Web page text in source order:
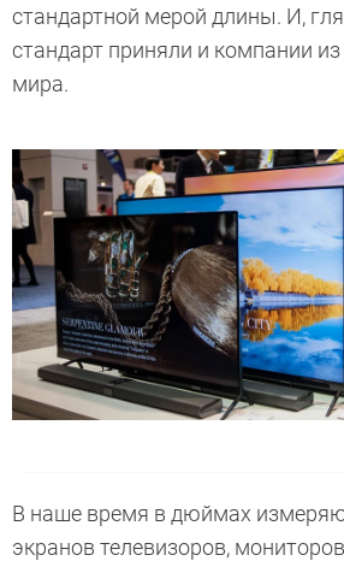
стандартной мерой длины. И,
стандарт приняли и компании из
мира.
В наше время в дюймах
экранов телевизоров,